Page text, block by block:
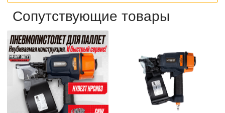
Сопутствующие товары